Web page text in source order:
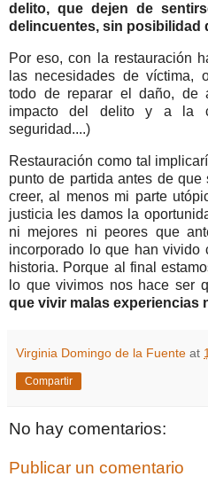
delito, que dejen de
delincuentes, sin posibilidad
Por eso, con la restauración
las necesidades de víctima,
todo de reparar el daño, de
impacto del delito y a la
seguridad....)
Restauración como tal
punto de partida antes de
creer, al menos mi parte
justicia les damos la
ni mejores ni peores que
incorporado lo que han vivido
historia. Porque al final
lo que vivimos nos hace ser
que vivir malas experiencias
Virginia Domingo de la Fuente at
Compartir
No hay comentarios:
Publicar un comentario